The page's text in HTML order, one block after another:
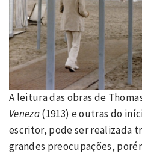
A leitura das obras de
Veneza(1913) e outras do
escritor, pode ser realizada
grandes preocupações,